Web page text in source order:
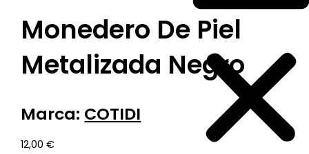
Monedero De Piel
Metalizada Negro
Marca: COTIDI
12,00€